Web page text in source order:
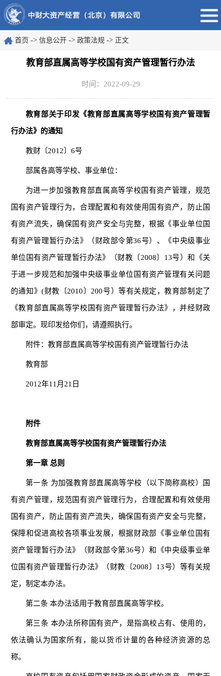
首页 -> 信息公开 -> 政策法规 -> 正文
教育部直属高等学校国有资产管理暂行办法
时间：2022-09-29
教育部关于印发《教育部直属高等学校国有资产管理暂
行办法》的通知
教财〔2012〕6号
部属各高等学校、事业单位：
为进一步加强教育部直属高等学校国有资产管理，规范
国有资产管理行为，合理配置和有效使用国有资产，防止国
有资产流失，确保国有资产安全与完整，根据《事业单位国
有资产管理暂行办法》（财政部令第36号）、《中央级事业
单位国有资产管理暂行办法》（财教〔2008〕13号）和《关
于进一步规范和加强中央级事业单位国有资产管理有关问题
的通知》(财教〔2010〕200号）等有关规定，教育部制定了
《教育部直属高等学校国有资产管理暂行办法》，并经财政
部审定。现印发给你们，请遵照执行。
附件：教育部直属高等学校国有资产管理暂行办法
教育部
2012年11月21日
附件
教育部直属高等学校国有资产管理暂行办法
第一章 总则
第一条 为加强教育部直属高等学校（以下简称高校）国
有资产管理，规范国有资产管理行为，合理配置和有效使用
国有资产，防止国有资产流失，确保国有资产安全与完整，
保障和促进高校各项事业发展，根据财政部《事业单位国有
资产管理暂行办法》（财政部令第36号）和《中央级事业单
位国有资产管理暂行办法》（财教〔2008〕13号）等有关规
定，制定本办法。
第二条 本办法适用于教育部直属高等学校。
第三条 本办法所称国有资产，是指高校占有、使用的，
依法确认为国家所有，能以货币计量的各种经济资源的总
称。